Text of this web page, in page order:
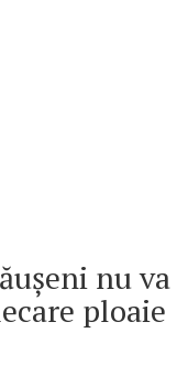
nu va
ploaie